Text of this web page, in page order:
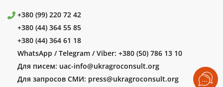
+380 (99) 220 72 42
+380 (44) 364 55 85
+380 (44) 364 61 18
WhatsApp / Telegram / Viber: +380 (50) 786 13 10
Для писем: uac-info@ukragroconsult.org
Для запросов СМИ: press@ukragroconsult.org